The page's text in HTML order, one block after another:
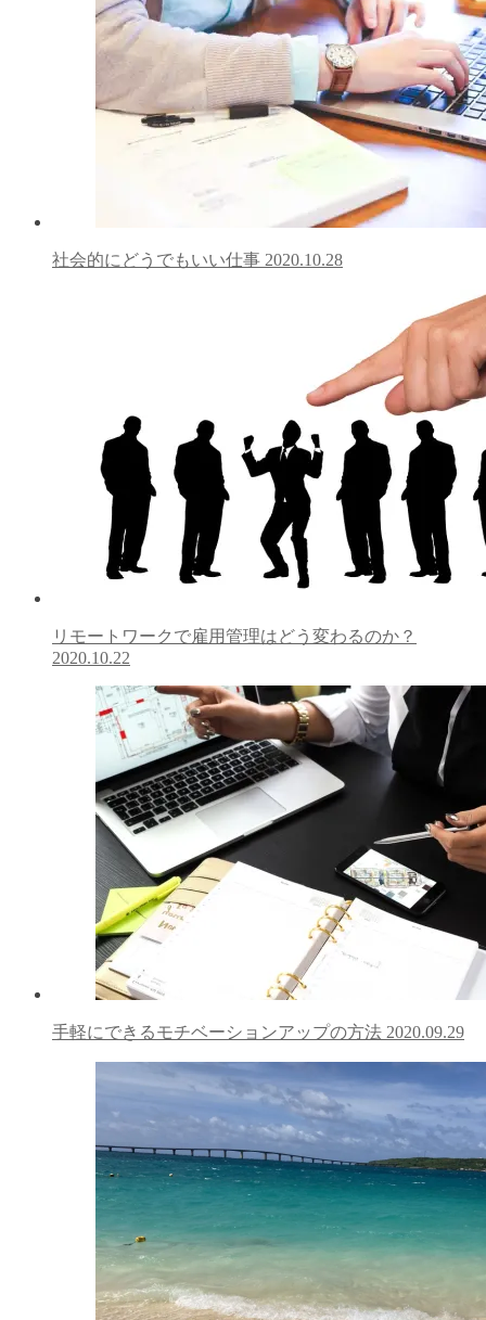
社会的にどうでもいい仕事 2020.10.28
リモートワークで雇用管理はどう変わるのか？
2020.10.22
手軽にできるモチベーションアップの方法 2020.09.29